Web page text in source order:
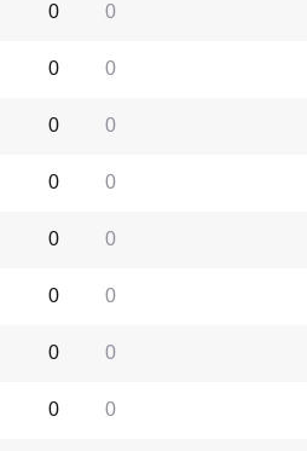
0
0
0
0
0
0
0
0
0
0
0
0
0
0
0
0